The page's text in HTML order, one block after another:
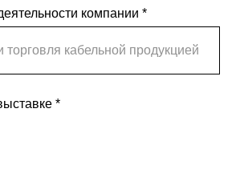
компании *
торговля кабельной продукцией
*